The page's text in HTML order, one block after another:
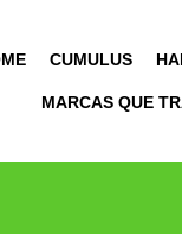
CUMULUS
MARCAS QUE